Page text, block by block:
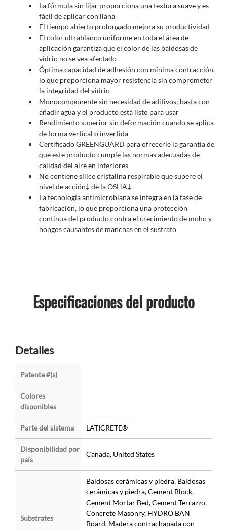
La fórmula sin lijar proporciona una textura suave y es
fácil de aplicar con llana
El tiempo abierto prolongado mejora su productividad
El color ultrablanco uniforme en toda el área de
aplicación garantiza que el color de las baldosas de
vidrio no se vea afectado
Óptima capacidad de adhesión con mínima contracción,
lo que proporciona mayor resistencia sin comprometer
la integridad del vidrio
Monocomponente sin necesidad de aditivos; basta con
añadir agua y el producto está listo para usar
Rendimiento superior sin deformación cuando se aplica
de forma vertical o invertida
Certificado GREENGUARD para ofrecerle la garantía de
que este producto cumple las normas adecuadas de
calidad del aire en interiores
No contiene sílice cristalina respirable que supere el
nivel de acción‡ de la OSHA‡
La tecnología antimicrobiana se integra en la fase de
fabricación, lo que proporciona una protección
continua del producto contra el crecimiento de moho y
hongos causantes de manchas en el sustrato
Especificaciones del producto
Detalles
Patente #(s)
Colores
disponibles
Parte del sistema LATICRETE®
Disponibilidad por
país
Canada, United States
Substrates
Baldosas cerámicas y piedra, Baldosas
cerámicas y piedra, Cement Block,
Cement Mortar Bed, Cement Terrazzo,
Concrete Masonry, HYDRO BAN
Board, Madera contrachapada con